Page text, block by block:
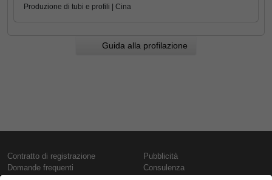
Produzione di tubi e profili | Cina
Guida alla profilazione
Contratto di registrazione
Domande frequenti
Pubblicità
Consulenza